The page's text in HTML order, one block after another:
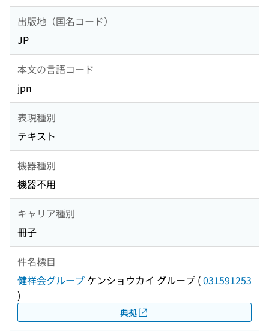
出版地（国名コード）
JP
本文の言語コード
jpn
表現種別
テキスト
機器種別
機器不用
キャリア種別
冊子
件名標目
健祥会グループ ケンショウカイ グループ (031591253
)
典拠